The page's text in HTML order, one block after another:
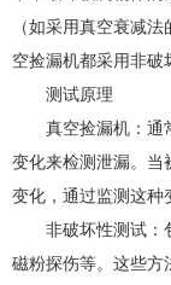
（如采用真空衰减
空捡漏机都采用非破
测试原理
真空捡漏机：通常
变化来检测泄漏。当
变化，通过监测这种
非破坏性测试：包
磁粉探伤等。这些方